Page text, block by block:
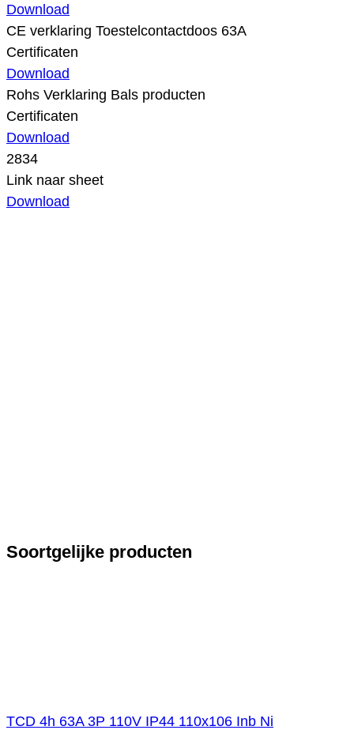
Download
CE verklaring Toestelcontactdoos 63A
Certificaten
Download
Rohs Verklaring Bals producten
Certificaten
Download
2834
Link naar sheet
Download
Soortgelijke producten
TCD 4h 63A 3P 110V IP44 110x106 Inb Ni